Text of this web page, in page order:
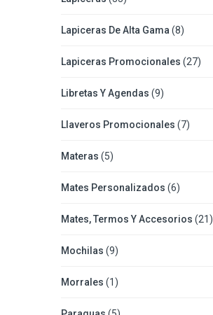
Lapiceras De Alta Gama (8)
Lapiceras Promocionales (27)
Libretas Y Agendas (9)
Llaveros Promocionales (7)
Materas (5)
Mates Personalizados (6)
Mates, Termos Y Accesorios (21)
Mochilas (9)
Morrales (1)